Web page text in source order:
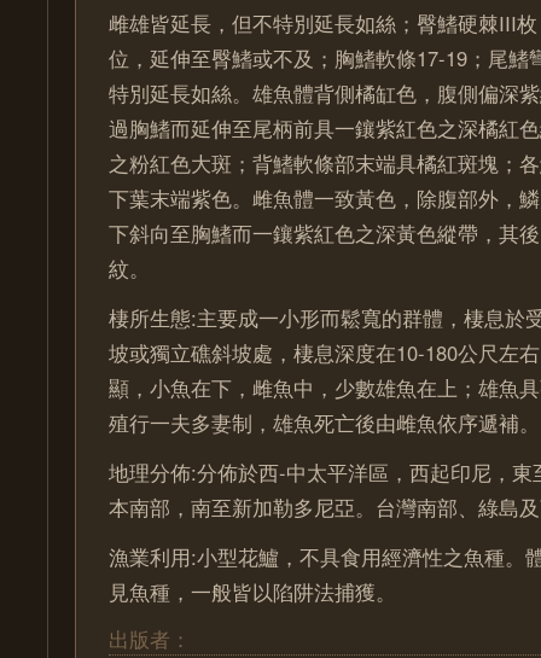
雌雄皆延長，但不特別延長如絲；臀鰭硬棘III
位，延伸至臀鰭或不及；胸鰭軟條17-19；尾鰭
特別延長如絲。雄魚體背側橘缸色，腹側偏深
過胸鰭而延伸至尾柄前具一鑲紫紅色之深橘紅
之粉紅色大斑；背鰭軟條部末端具橘紅斑塊；
下葉末端紫色。雌魚體一致黃色，除腹部外，
下斜向至胸鰭而一鑲紫紅色之深黃色縱帶，其
紋。
棲所生態:主要成一小形而鬆寬的群體，棲息於
坡或獨立礁斜坡處，棲息深度在10-180公尺左
顯，小魚在下，雌魚中，少數雄魚在上；雄魚
殖行一夫多妻制，雄魚死亡後由雌魚依序遞補。
地理分佈:分佈於西-中太平洋區，西起印尼，
本南部，南至新加勒多尼亞。台灣南部、綠島
漁業利用:小型花鱸，不具食用經濟性之魚種。
見魚種，一般皆以陷阱法捕獲。
出版者：